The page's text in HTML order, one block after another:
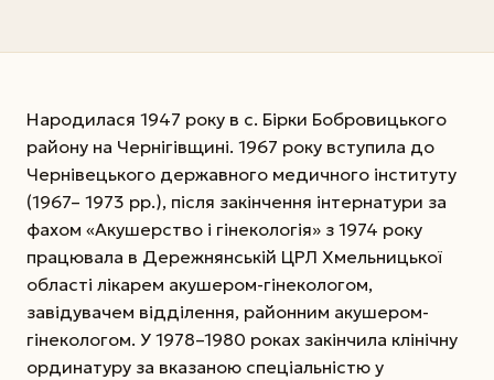
Народилася 1947 року в с. Бірки Бобровицького
району на Чернігівщині. 1967 року вступила до
Чернівецького державного медичного інституту
(1967– 1973 рр.), після закінчення інтернатури за
фахом «Акушерство і гінекологія» з 1974 року
працювала в Дережнянській ЦРЛ Хмельницької
області лікарем акушером-гінекологом,
завідувачем відділення, районним акушером-
гінекологом. У 1978–1980 роках закінчила клінічну
ординатуру за вказаною спеціальністю у